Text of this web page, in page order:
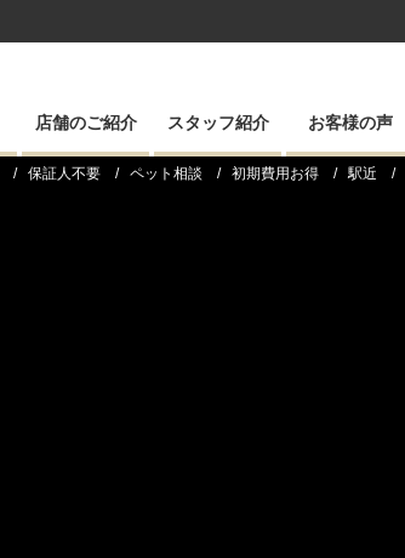
店舗のご紹介 スタッフ紹介 お客様の声
保証人不要 ペット相談 初期費用お得 駅近